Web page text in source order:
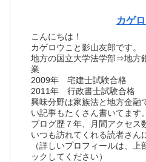
カゲ
こんにちは！
カゲロウこと影山友郎です。
地方の国立大学法学部⇒地方
業
2009年 宅建士試験合格
2011年 行政書士試験合格
興味分野は家族法と地方金融
い記事もたくさん書いてます。
ブログ歴７年、月間アクセス
いつも訪れてくれる読者さん
（詳しいプロフィールは、
ックしてください）